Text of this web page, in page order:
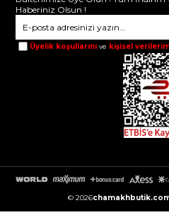
Haberiniz Olsun !
Üyelik koşullarını ve kişisel
© 2026